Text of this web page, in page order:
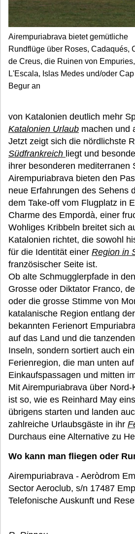
Airempuriabrava bietet gemütliche
Rundflüge über Roses, Cadaqués,
de Creus, die Ruinen von Empuries,
L'Escala, Islas Medes und/oder
Begur an
von Katalonien deutlich mehr
Katalonien Urlaub machen und
Jetzt zeigt sich die nördlichste
Südfrankreich liegt und
ihrer besonderen mediterranen
Airempuriabrava bieten den
neue Erfahrungen des Sehens
dem Take-off vom Flugplatz in
Charme des Empordà, einer
Wohliges Kribbeln breitet sich
Katalonien richtet, die sowohl
für die Identität einer Region in
französischer Seite ist.
Ob alte Schmugglerpfade in
Grosse oder Diktator Franco,
oder die grosse Stimme von
katalanische Region entlang
bekannten Ferienort
auf das Land und die
Inseln, sondern sortiert auch
Ferienregion, die man unten
Einkaufspassagen und mitten
Mit Airempuriabrava über
ist so, wie es Reinhard May
übrigens starten und landen
zahlreiche Urlaubsgäste in ihr
Durchaus eine Alternative zu
Wo kann man fliegen oder
Airempuriabrava - Aeròdrom
Sector Aeroclub, s/n 17487
Telefonische Auskunft und